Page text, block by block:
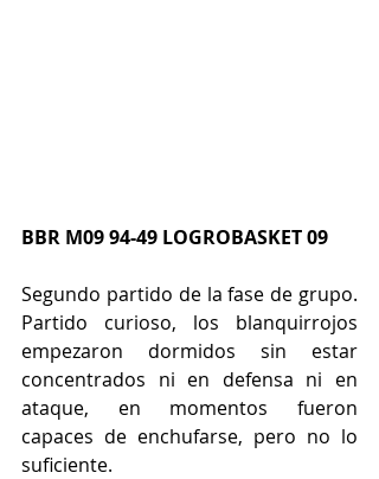
BBR M09 94-49 LOGROBASKET 09
Segundo partido de la fase de grupo.
Partido curioso, los blanquirrojos
empezaron dormidos sin estar
concentrados ni en defensa ni en
ataque, en momentos fueron
capaces de enchufarse, pero no lo
suficiente.